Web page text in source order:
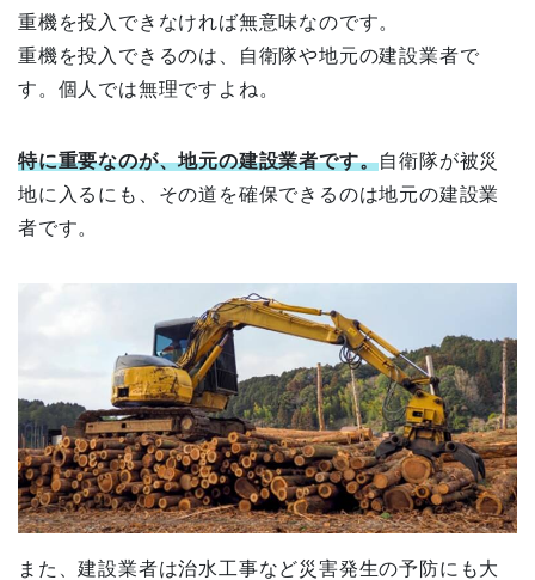
重機を投入できなければ無意味なのです。
重機を投入できるのは、自衛隊や地元の建設業者で
す。個人では無理ですよね。
特に重要なのが、地元の建設業者です。自衛隊が被災
地に入るにも、その道を確保できるのは地元の建設業
者です。
また、建設業者は治水工事など災害発生の予防にも大